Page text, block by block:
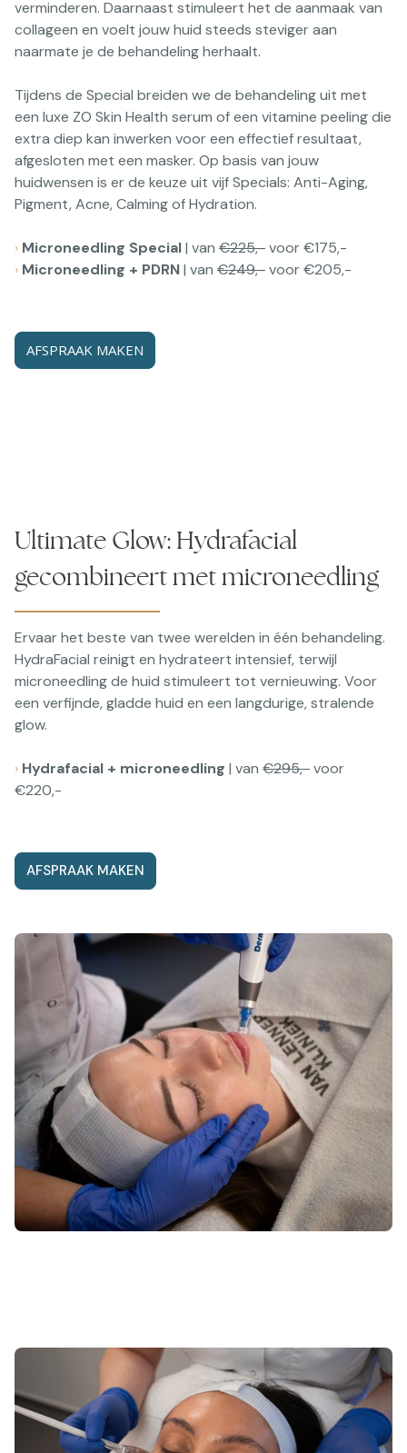
verminderen. Daarnaast stimuleert het de aanmaak van
collageen en voelt jouw huid steeds steviger aan
naarmate je de behandeling herhaalt.
Tijdens de Special breiden we de behandeling uit met
een luxe ZO Skin Health serum of een vitamine peeling die
extra diep kan inwerken voor een effectief resultaat,
afgesloten met een masker. Op basis van jouw
huidwensen is er de keuze uit vijf Specials: Anti-Aging,
Pigment, Acne, Calming of Hydration.
› Microneedling Special| van €225,-voor €175,-
› Microneedling + PDRN| van €249,-voor €205,-
AFSPRAAK MAKEN
Ultimate Glow: Hydrafacial
gecombineert met microneedling
Ervaar het beste van twee werelden in één behandeling.
HydraFacial reinigt en hydrateert intensief, terwijl
microneedling de huid stimuleert tot vernieuwing. Voor
een verfijnde, gladde huid en een langdurige, stralende
glow.
› Hydrafacial + microneedling | van €295,-voor
€220,-
AFSPRAAK MAKEN